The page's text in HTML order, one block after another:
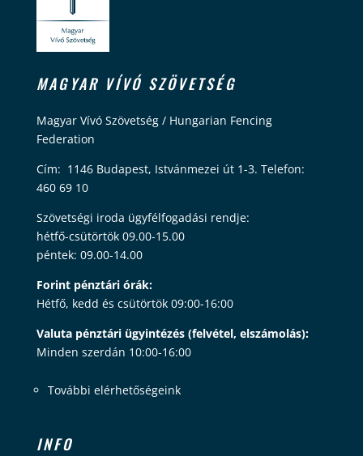
MAGYAR VÍVÓ SZÖVETSÉG
Magyar Vívó Szövetség / Hungarian Fencing
Federation
Cím: 1146 Budapest, Istvánmezei út 1-3. Telefon:
460 69 10
Szövetségi iroda ügyfélfogadási rendje:
hétfő-csütörtök 09.00-15.00
péntek: 09.00-14.00
Forint pénztári órák:
Hétfő, kedd és csütörtök 09:00-16:00
Valuta pénztári ügyintézés (felvétel, elszámolás):
Minden szerdán 10:00-16:00
További elérhetőségeink
INFO